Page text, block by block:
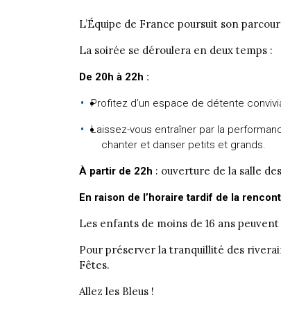
L’Équipe de France poursuit son
La soirée se déroulera en deux temps :
De 20h à 22h :
Profitez d’un espace de détente
Laissez-vous entraîner par la
chanter et danser petits et grands.
À partir de 22h : ouverture de la salle
En raison de l’horaire tardif de la
Les enfants de moins de 16 ans
Pour préserver la tranquillité des
Fêtes.
Allez les Bleus !